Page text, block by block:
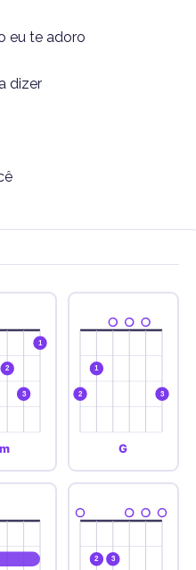
eu te adoro
dizer
2
3
1
2
1
3
G
2 3